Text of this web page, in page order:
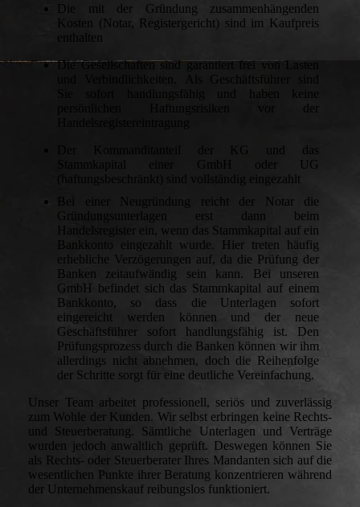
Die mit der Gründung zusammenhängenden
Kosten (Notar, Registergericht) sind im Kaufpreis
enthalten
Die Gesellschaften sind garantiert frei von Lasten
und Verbindlichkeiten. Als Geschäftsführer sind
Sie sofort handlungsfähig und haben keine
persönlichen Haftungsrisiken vor der
Der Kommanditanteil der KG und das
Stammkapital einer GmbH oder UG
(haftungsbeschränkt) sind vollständig eingezahlt
Bei einer Neugründung reicht der Notar die
Gründungsunterlagen erst dann beim
Handelsregister ein, wenn das Stammkapital auf ein
Bankkonto eingezahlt wurde. Hier treten häufig
erhebliche Verzögerungen auf, da die Prüfung der
Banken zeitaufwändig sein kann. Bei unseren
GmbH befindet sich das Stammkapital auf einem
Bankkonto, so dass die Unterlagen sofort
eingereicht werden können und der neue
Geschäftsführer sofort handlungsfähig ist. Den
Prüfungsprozess durch die Banken können wir ihm
allerdings nicht abnehmen, doch die Reihenfolge
der Schritte sorgt für eine deutliche Vereinfachung.
Unser Team arbeitet professionell, seriös und zuverlässig
zum Wohle der Kunden. Wir selbst erbringen keine Rechts-
und Steuerberatung. Sämtliche Unterlagen und Verträge
wurden jedoch anwaltlich geprüft. Deswegen können Sie
als Rechts- oder Steuerberater Ihres Mandanten sich auf die
wesentlichen Punkte ihrer Beratung konzentrieren während
der Unternehmenskauf reibungslos funktioniert.